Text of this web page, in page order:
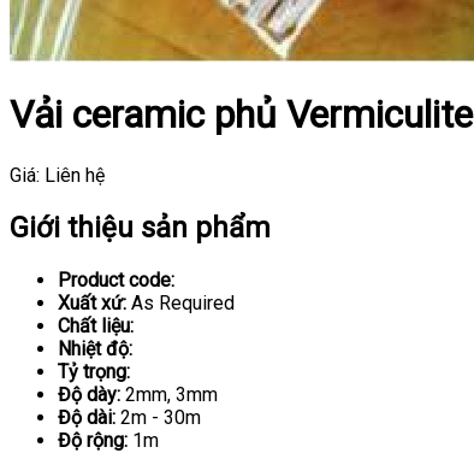
Vải ceramic phủ Vermiculite
Giá: Liên hệ
Giới thiệu sản phẩm
Product code:
Xuất xứ: As Required
Chất liệu:
Nhiệt độ:
Tỷ trọng:
Độ dày: 2mm, 3mm
Độ dài: 2m - 30m
Độ rộng: 1m